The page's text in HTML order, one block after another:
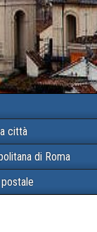
città
di Roma